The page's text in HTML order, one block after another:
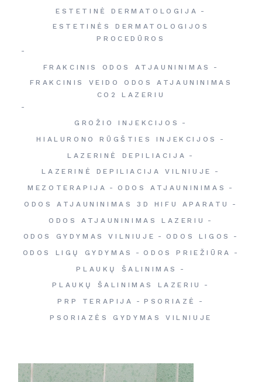
ESTETINĖ DERMATOLOGIJA
ESTETINĖS DERMATOLOGIJOS
PROCEDŪROS
FRAKCINIS ODOS ATJAUNINIMAS
FRAKCINIS VEIDO ODOS ATJAUNINIMAS
CO2 LAZERIU
GROŽIO INJEKCIJOS
HIALURONO RŪGŠTIES INJEKCIJOS
LAZERINĖ DEPILIACIJA
LAZERINĖ DEPILIACIJA VILNIUJE
MEZOTERAPIJA
ODOS ATJAUNINIMAS
ODOS ATJAUNINIMAS 3D HIFU APARATU
ODOS ATJAUNINIMAS LAZERIU
ODOS GYDYMAS VILNIUJE
ODOS LIGOS
ODOS LIGŲ GYDYMAS
ODOS PRIEŽIŪRA
PLAUKŲ ŠALINIMAS
PLAUKŲ ŠALINIMAS LAZERIU
PRP TERAPIJA
PSORIAZĖ
PSORIAZĖS GYDYMAS VILNIUJE